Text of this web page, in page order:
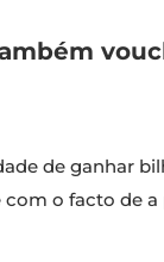
de ganhar
o facto de